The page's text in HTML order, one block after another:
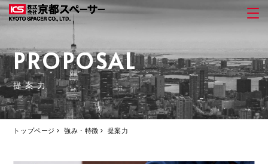
PROPOSAL
提案力
トップページ 強み・特徴 提案力